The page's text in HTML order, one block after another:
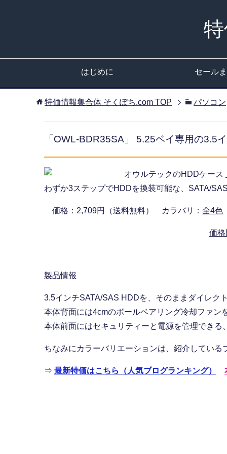
はじめに セール
特価情報集合体 そくぽち.com TOP パソコン
「OWL-BDR35SA」 5.25ベイ専用の3.5
オウルテックのHDDケース
わずか3ステップでHDDを換装可能な、SATA/
価格：2,709円（送料無料） カラバリ： 全4色
価
製品情報
3.5インチSATA/SAS HDDを、そのままダイレク
本体背面には4cmのボールベアリング冷却ファン
本体前面にはセキュリティーと電源を管理できる
ちなみにカラーバリエーションは、紹介している
⇒ 最新特価はこちら（人気ブログランキング）